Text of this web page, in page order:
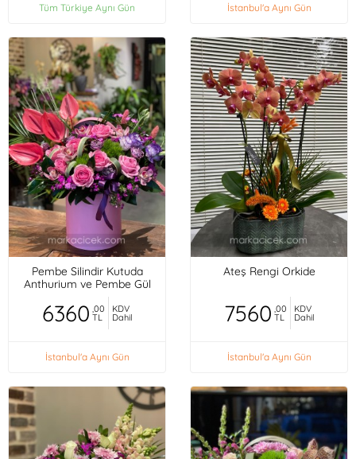
Tüm Türkiye Aynı Gün İstanbul'a Aynı Gün
Pembe Silindir Kutuda
Anthurium ve Pembe Gül
6360 ,00
TL
KDV
Dahil
İstanbul'a Aynı Gün
Ateş Rengi Orkide
7560 ,00
TL
KDV
Dahil
İstanbul'a Aynı Gün